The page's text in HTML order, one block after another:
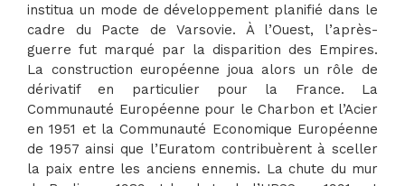
institua un mode de développement planifié dans le
cadre du Pacte de Varsovie. À l’Ouest, l’après-
guerre fut marqué par la disparition des Empires.
La construction européenne joua alors un rôle de
dérivatif en particulier pour la France. La
Communauté Européenne pour le Charbon et l’Acier
en 1951 et la Communauté Economique Européenne
de 1957 ainsi que l’Euratom contribuèrent à sceller
la paix entre les anciens ennemis. La chute du mur